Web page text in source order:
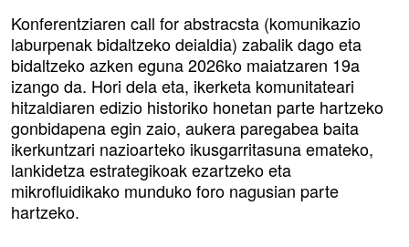
Konferentziaren call for abstracsta (komunikazio
laburpenak bidaltzeko deialdia) zabalik dago eta
bidaltzeko azken eguna 2026ko maiatzaren 19a
izango da. Hori dela eta, ikerketa komunitateari
hitzaldiaren edizio historiko honetan parte hartzeko
gonbidapena egin zaio, aukera paregabea baita
ikerkuntzari nazioarteko ikusgarritasuna emateko,
lankidetza estrategikoak ezartzeko eta
mikrofluidikako munduko foro nagusian parte
hartzeko.